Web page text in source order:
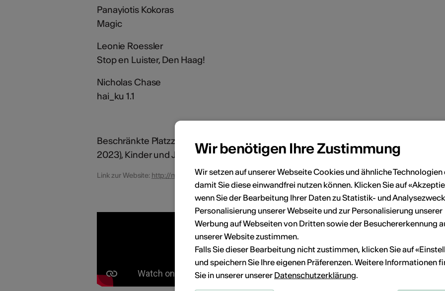
Panayiotis Kokoras
Magic
Leonie Roessler
Stop en Luister, Den Haag!
Nicholas Chase
hai_ku 1.1
Beschränkte Platzzahl, Reservation
obligatorisch (Anmeldeschluss: 29. Sept.
2023), Kinder und Jugendliche bis 16 frei.
Link zur Website: http://mebu.umsnjip.ch
Wir benötigen Ihre Zustimmung
Wir setzen auf unserer Webseite Cookies und ähnliche Technologien
damit Sie diese einwandfrei nutzen können. Klicken Sie auf
wenn Sie der Bearbeitung Ihrer Daten zu Statistik- und
Personalisierung unserer Webseite und zur Personalisierung unserer
Werbung auf Webseiten von Dritten sowie der Besuchererkennung
unserer Website zustimmen.
Falls Sie dieser Bearbeitung nicht zustimmen, klicken Sie auf
und speichern Sie Ihre eigenen Präferenzen. Weitere Informationen
Sie in unserer unserer Datenschutzerklärung.